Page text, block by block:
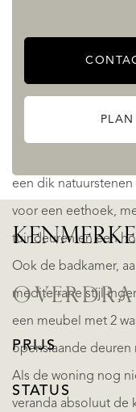
gewone en
een dik
voor een eethoek,
tuindeuren en een
Ook de badkamer,
mediterrane stijl
een meubel met 2
openslaande
Als de woning nog
veranda absoluut de
PRIJS
STATUS